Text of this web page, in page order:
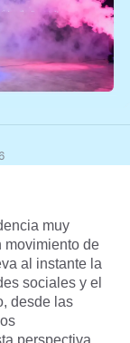
muy
movimiento de
al instante la
sociales y el
desde las
perspectiva